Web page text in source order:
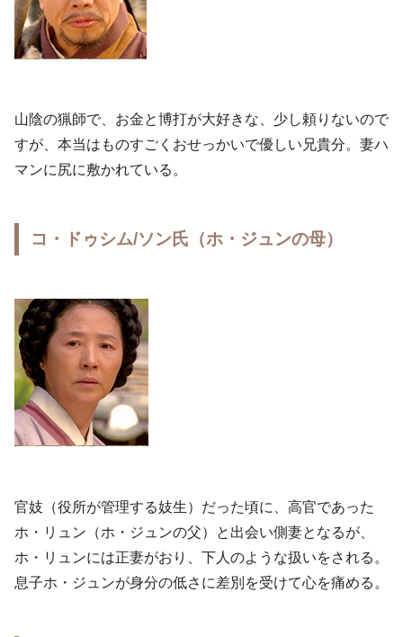
山陰の猟師で、お金と博打が大好きな、少し頼りないので
すが、本当はものすごくおせっかいで優しい兄貴分。妻ハ
マンに尻に敷かれている。
コ・ドゥシム/ソン氏（ホ・ジュンの母）
官妓（役所が管理する妓生）だった頃に、高官であった
ホ・リュン（ホ・ジュンの父）と出会い側妻となるが、
ホ・リュンには正妻がおり、下人のような扱いをされる。
息子ホ・ジュンが身分の低さに差別を受けて心を痛める。